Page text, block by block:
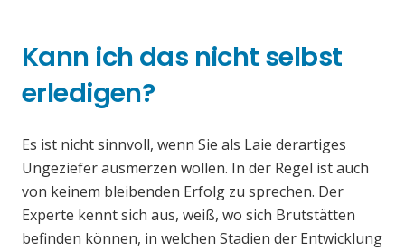
Kann ich das nicht selbst
erledigen?
Es ist nicht sinnvoll, wenn Sie als Laie derartiges
Ungeziefer ausmerzen wollen. In der Regel ist auch
von keinem bleibenden Erfolg zu sprechen. Der
Experte kennt sich aus, weiß, wo sich Brutstätten
befinden können, in welchen Stadien der Entwicklung